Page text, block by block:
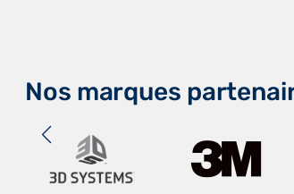
Nos marques